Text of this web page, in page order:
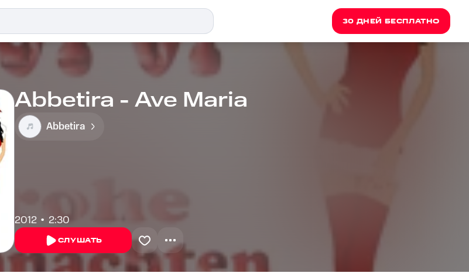
30 ДНЕЙ БЕСПЛАТНО
Abbetira - Ave Maria
Abbetira
2012 2:30
СЛУШАТЬ